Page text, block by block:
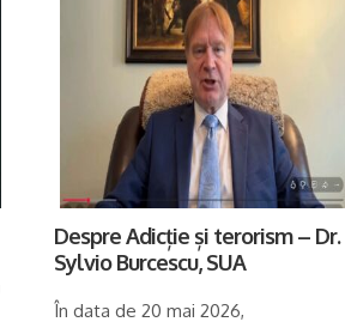
Despre Adicție și terorism – Dr.
Sylvio Burcescu, SUA
În data de 20 mai 2026,